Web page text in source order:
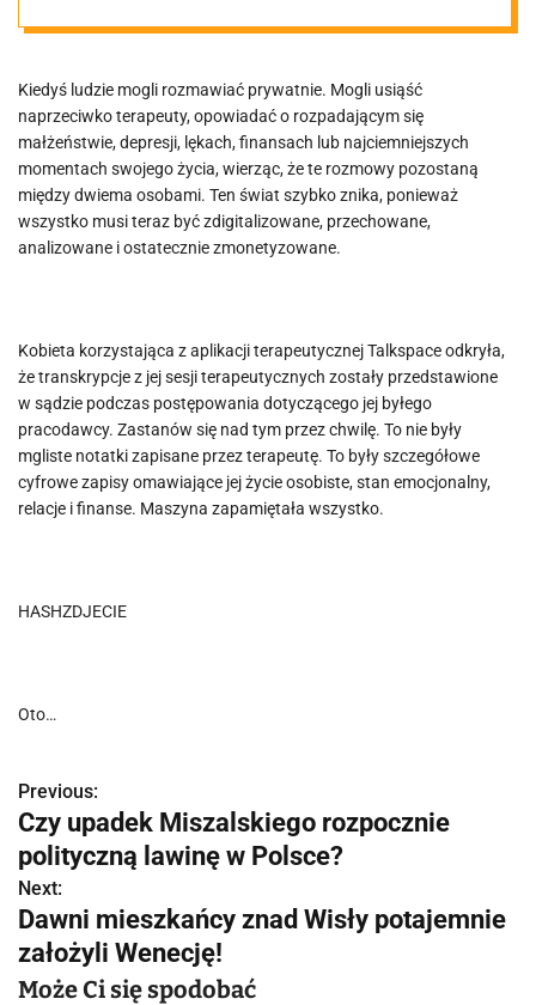
kopalnią
danych.
Kiedyś ludzie mogli rozmawiać prywatnie. Mogli usiąść
naprzeciwko terapeuty, opowiadać o rozpadającym się
małżeństwie, depresji, lękach, finansach lub najciemniejszych
momentach swojego życia, wierząc, że te rozmowy pozostaną
między dwiema osobami. Ten świat szybko znika, ponieważ
wszystko musi teraz być zdigitalizowane, przechowane,
analizowane i ostatecznie zmonetyzowane.
Kobieta korzystająca z aplikacji terapeutycznej Talkspace odkryła,
że transkrypcje z jej sesji terapeutycznych zostały przedstawione
w sądzie podczas postępowania dotyczącego jej byłego
pracodawcy. Zastanów się nad tym przez chwilę. To nie były
mgliste notatki zapisane przez terapeutę. To były szczegółowe
cyfrowe zapisy omawiające jej życie osobiste, stan emocjonalny,
relacje i finanse. Maszyna zapamiętała wszystko.
HASHZDJECIE
Oto…
N
a
w
i
g
Previous:
Czy upadek Miszalskiego rozpocznie
polityczną lawinę w Polsce?
Next:
Dawni mieszkańcy znad Wisły potajemnie
założyli Wenecję!
Może Ci się spodobać